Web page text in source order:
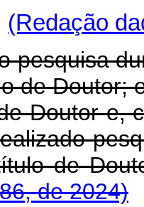
(Redação
pesquisa
de Doutor;
Doutor e,
de
de 2024)